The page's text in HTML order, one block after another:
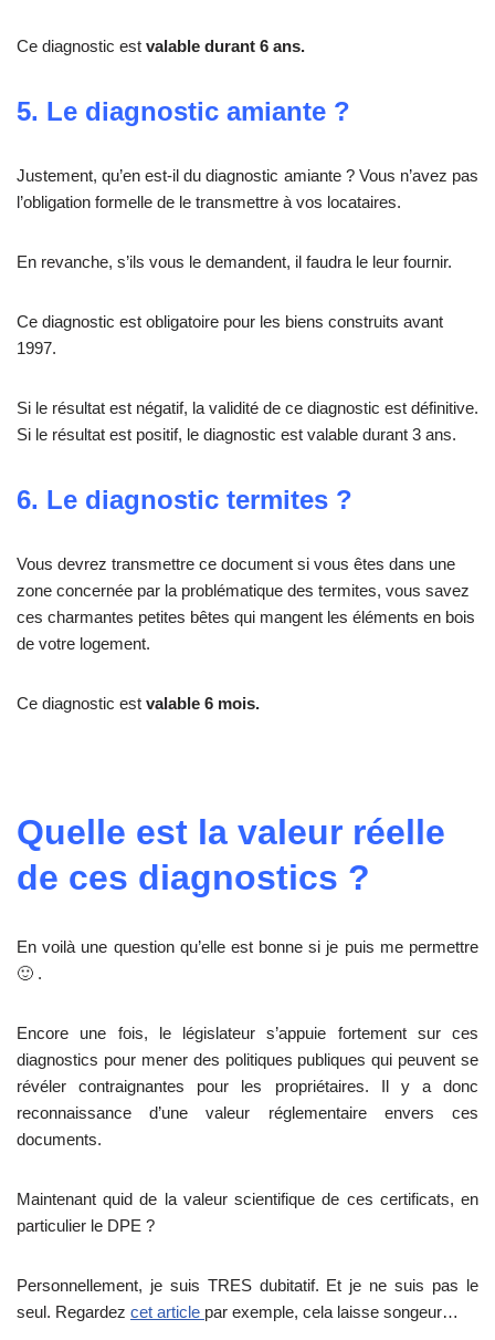
Ce diagnostic est valable durant 6 ans.
5. Le diagnostic amiante ?
Justement, qu’en est-il du diagnostic amiante ? Vous n’avez pas
l’obligation formelle de le transmettre à vos locataires.
En revanche, s’ils vous le demandent, il faudra le leur fournir.
Ce diagnostic est obligatoire pour les biens construits avant
1997.
Si le résultat est négatif, la validité de ce diagnostic est définitive.
Si le résultat est positif, le diagnostic est valable durant 3 ans.
6. Le diagnostic termites ?
Vous devrez transmettre ce document si vous êtes dans une
zone concernée par la problématique des termites, vous savez
ces charmantes petites bêtes qui mangent les éléments en bois
de votre logement.
Ce diagnostic est valable 6 mois.
Quelle est la valeur réelle
de ces diagnostics ?
En voilà une question qu’elle est bonne si je puis me permettre
🙂 .
Encore une fois, le législateur s’appuie fortement sur ces
diagnostics pour mener des politiques publiques qui peuvent se
révéler contraignantes pour les propriétaires. Il y a donc
reconnaissance d’une valeur réglementaire envers ces
documents.
Maintenant quid de la valeur scientifique de ces certificats, en
particulier le DPE ?
Personnellement, je suis TRES dubitatif. Et je ne suis pas le
seul. Regardez cet article par exemple, cela laisse songeur…